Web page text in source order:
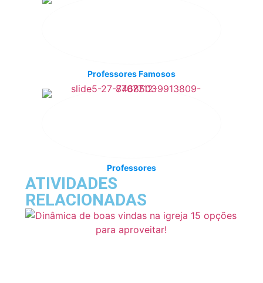
Professores Famosos
Professores
ATIVIDADES
RELACIONADAS